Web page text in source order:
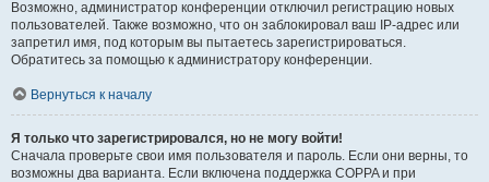
Возможно, администратор конференции отключил регистрацию новых
пользователей. Также возможно, что он заблокировал ваш IP-адрес или
запретил имя, под которым вы пытаетесь зарегистрироваться.
Обратитесь за помощью к администратору конференции.
Вернуться к началу
Я только что зарегистрировался, но не могу войти!
Сначала проверьте свои имя пользователя и пароль. Если они верны, то
возможны два варианта. Если включена поддержка COPPA и при